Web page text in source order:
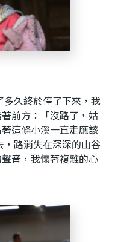
多久終於停了下來，我
前方：「沒路了，姑
這條小溪一直走應該
路消失在深深的山谷
音，我懷著複雜的心